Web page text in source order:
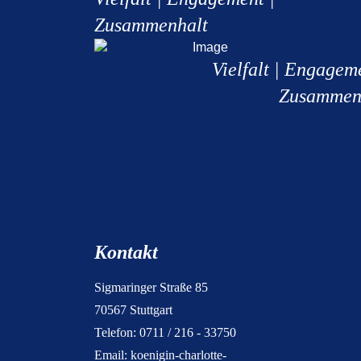
Zusammenhalt
Vielfalt |
Kontakt
Sigmaringer Straße 85
70567 Stuttgart
Telefon: 0711 / 216 - 33750
Email: koenigin-charlotte-